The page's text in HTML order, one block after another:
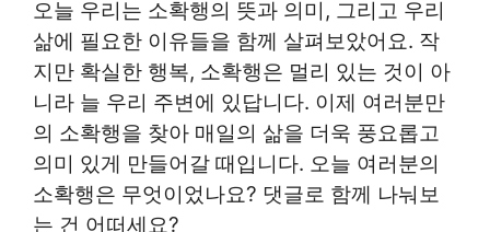
오늘 우리는 소확행의 뜻과 의미, 그리고 우리
삶에 필요한 이유들을 함께 살펴보았어요. 작
지만 확실한 행복, 소확행은 멀리 있는 것이 아
니라 늘 우리 주변에 있답니다. 이제 여러분만
의 소확행을 찾아 매일의 삶을 더욱 풍요롭고
의미 있게 만들어갈 때입니다. 오늘 여러분의
소확행은 무엇이었나요? 댓글로 함께 나눠보
는 건 어떠세요?